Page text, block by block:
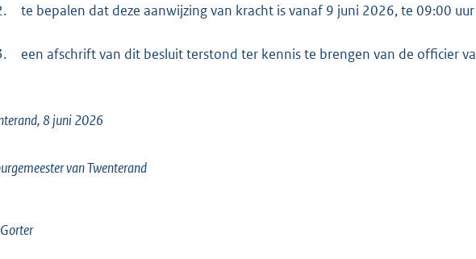
te bepalen dat deze aanwijzing van kracht is vanaf 9 juni 2026, te 09:00
een afschrift van dit besluit terstond ter kennis te brengen van de officier
8 juni 2026
van Twenterand